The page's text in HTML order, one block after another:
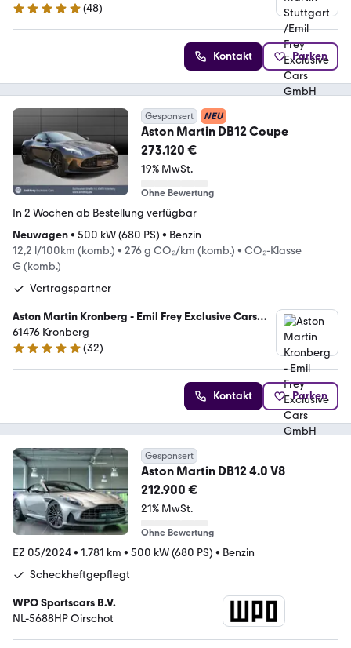
5 Sterne
(48)
Kontakt Parken
Gesponsert NEU
Aston Martin DB12 Coupe
273.120 €
19% MwSt.
Ohne Bewertung
In 2 Wochen ab Bestellung verfügbar
Neuwagen• 500 kW (680 PS) • Benzin
12,2 l/100km (komb.) • 276 g CO₂/km (komb.) • CO₂-Klasse
G (komb.)
Vertragspartner
Aston Martin Kronberg - Emil Frey Exclusive Cars
GmbH
61476 Kronberg
5 Sterne
(32)
Kontakt Parken
Gesponsert
Aston Martin DB12 4.0 V8
212.900 €
21% MwSt.
Ohne Bewertung
EZ 05/2024• 1.781 km • 500 kW (680 PS) • Benzin
Scheckheftgepflegt
WPO Sportscars B.V.
NL-5688HP Oirschot